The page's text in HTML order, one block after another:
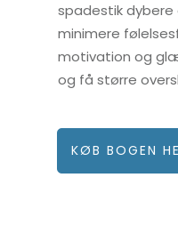
spadestik dybere
minimere
motivation og
og få større
KØB BOGEN